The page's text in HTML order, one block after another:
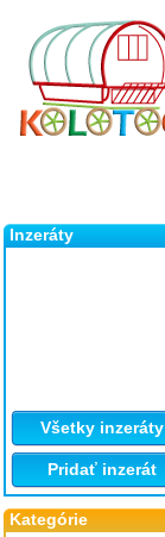
Inzeráty
Všetky inzeráty
Pridať inzerát
Kategórie